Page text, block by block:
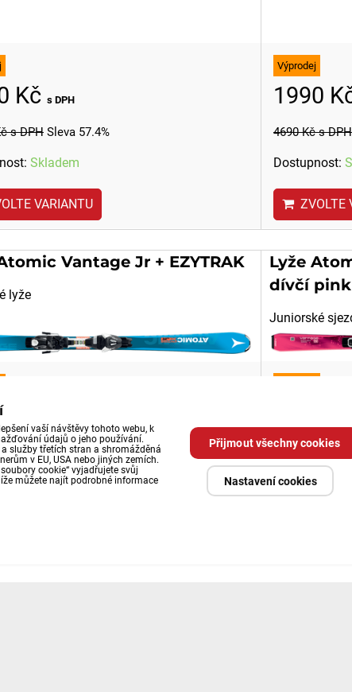
Kč s DPH
s DPH Sleva 57.4%
Skladem
VARIANTU
Výprodej
1990
4690 Kčs DPH
Dostupnost:
ZVOLTE
Vantage Jr + EZYTRAK
lyže
Kč
s DPH Sleva 10.3%
Skladem
VARIANTU
Lyže
dívčí
Juniorské
3890 Kčs DPH
Dostupnost:
ZVOLTE
vaší návštěvy tohoto webu, k
údajů o jeho používání.
služby třetích stran a shromážděná
v EU, USA nebo jiných zemích.
cookie“ vyjadřujete svůj
můžete najít podrobné informace
Nastavení cookies
Přijmout všechny cookies